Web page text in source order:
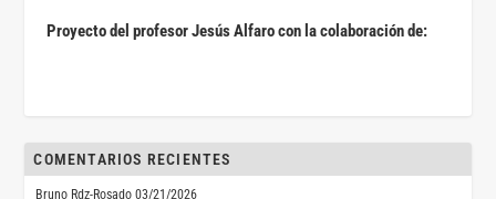
Proyecto del profesor Jesús Alfaro con la colaboración de:
COMENTARIOS RECIENTES
Bruno Rdz-Rosado 03/21/2026